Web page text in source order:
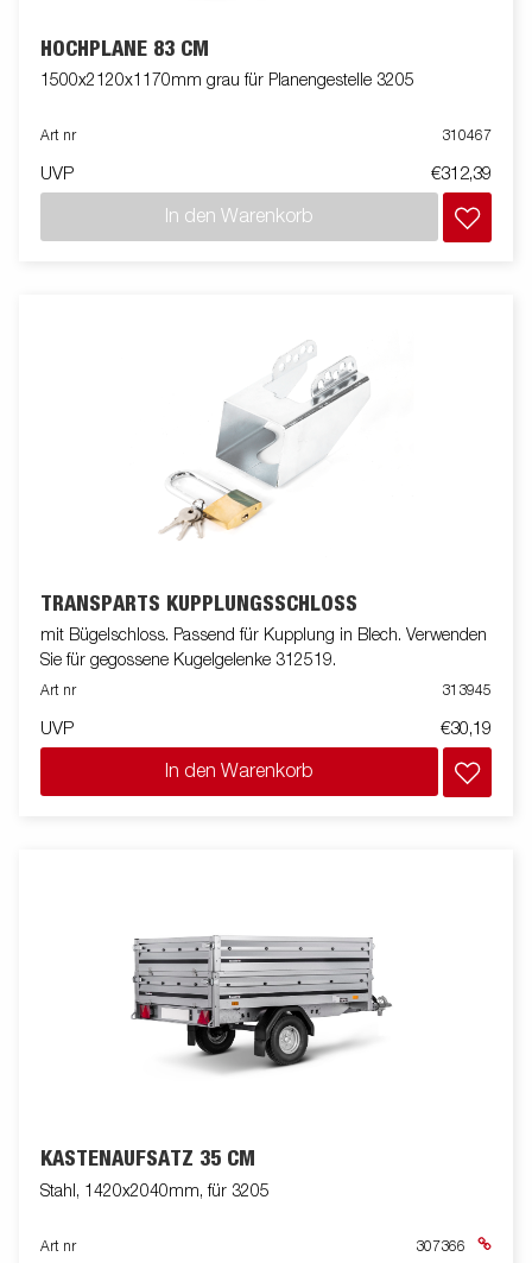
HOCHPLANE 83 CM
1500x2120x1170mm grau für Planengestelle 3205
Art nr 310467
UVP €312,39
In den Warenkorb
TRANSPARTS KUPPLUNGSSCHLOSS
mit Bügelschloss. Passend für Kupplung in Blech. Verwenden
Sie für gegossene Kugelgelenke 312519.
Art nr 313945
UVP €30,19
In den Warenkorb
KASTENAUFSATZ 35 CM
Stahl, 1420x2040mm, für 3205
Art nr 307366